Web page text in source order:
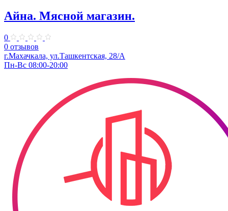
Айна. Мясной магазин.
0
0 отзывов
г.Махачкала, ул.​Ташкентская, 28/А
Пн-Вс 08:00-20:00